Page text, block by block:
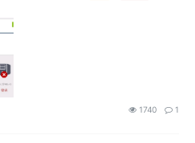
1740 1